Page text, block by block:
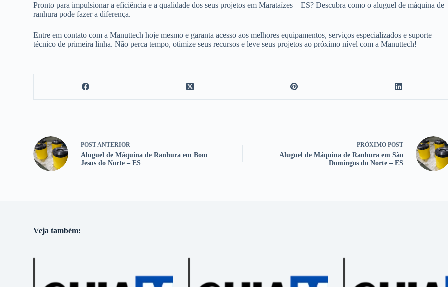
Pronto para impulsionar a eficiência e a qualidade dos seus projetos em Marataízes – ES? Descubra como o aluguel de máquina de
ranhura pode fazer a diferença.
Entre em contato com a Manuttech hoje mesmo e garanta acesso aos melhores equipamentos, serviços especializados e suporte
técnico de primeira linha. Não perca tempo, otimize seus recursos e leve seus projetos ao próximo nível com a Manuttech!
POSTANTERIOR
Aluguel de Máquina de Ranhura em Bom
Jesus do Norte – ES
PRÓXIMO POST
Aluguel de Máquina de Ranhura em São
Domingos do Norte – ES
Veja também: